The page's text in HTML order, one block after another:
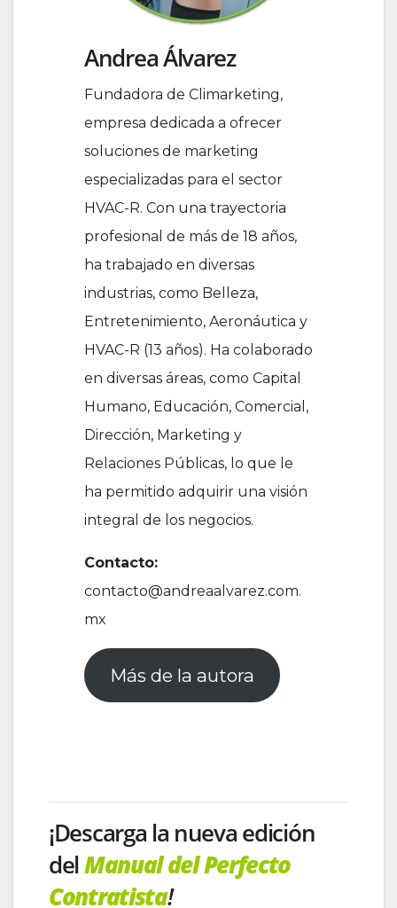
Andrea Álvarez
Fundadora de Climarketing,
empresa dedicada a ofrecer
soluciones de marketing
especializadas para el sector
HVAC-R. Con una trayectoria
profesional de más de 18 años,
ha trabajado en diversas
industrias, como Belleza,
Entretenimiento, Aeronáutica y
HVAC-R (13 años). Ha colaborado
en diversas áreas, como Capital
Humano, Educación, Comercial,
Dirección, Marketing y
Relaciones Públicas, lo que le
ha permitido adquirir una visión
integral de los negocios.
Contacto:
contacto@andreaalvarez.com.
mx
Más de la autora
¡Descarga la nueva edición
delManual del Perfecto
Contratista!